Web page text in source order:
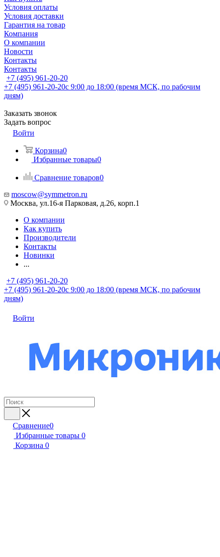
Условия оплаты
Условия доставки
Гарантия на товар
Компания
О компании
Новости
Контакты
Контакты
+7 (495) 961-20-20
+7 (495) 961-20-20с 9:00 до 18:00 (время МСК, по рабочим
дням)
Заказать звонок
Задать вопрос
Войти
Корзина0
Избранные товары0
Сравнение товаров0
moscow@symmetron.ru
Москва, ул.16-я Парковая, д.26, корп.1
О компании
Как купить
Производители
Контакты
Новинки
...
+7 (495) 961-20-20
+7 (495) 961-20-20с 9:00 до 18:00 (время МСК, по рабочим
дням)
Войти
Сравнение0
Избранные товары 0
Корзина 0